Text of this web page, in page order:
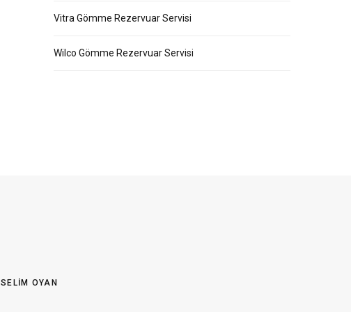
Vitra Gömme Rezervuar Servisi
Wilco Gömme Rezervuar Servisi
SELIM OYAN